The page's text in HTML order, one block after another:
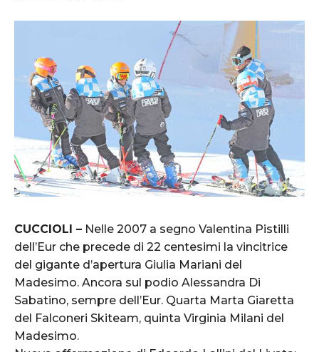
CUCCIOLI – Nelle 2007 a segno Valentina Pistilli
dell’Eur che precede di 22 centesimi la vincitrice
del gigante d’apertura Giulia Mariani del
Madesimo. Ancora sul podio Alessandra Di
Sabatino, sempre dell’Eur. Quarta Marta Giaretta
del Falconeri Skiteam, quinta Virginia Milani del
Madesimo.